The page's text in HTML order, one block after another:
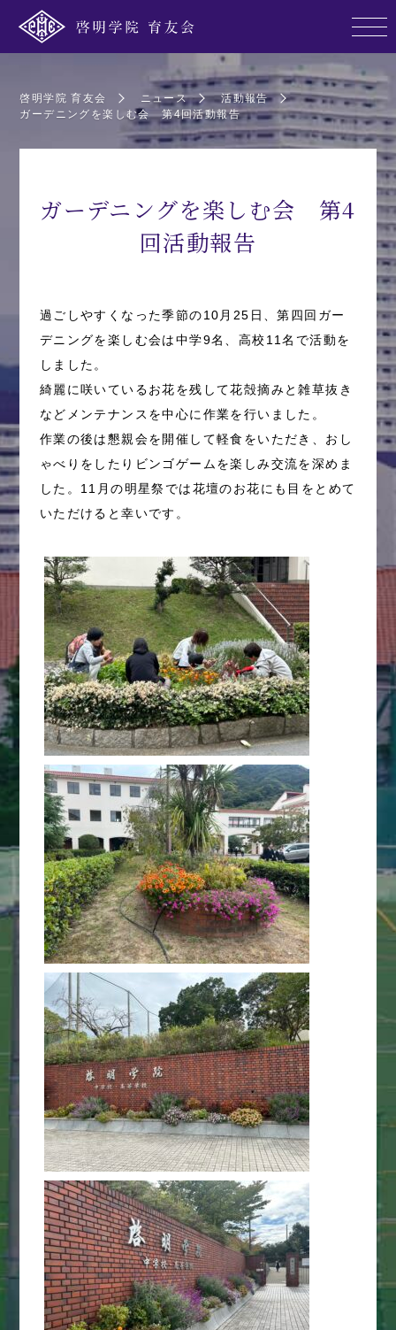
啓明学院 育友会 ニュース
活動報告
ガーデニングを楽しむ会 第4回活動報告
ガーデニングを楽しむ会 第4
回活動報告
過ごしやすくなった季節の10月25日、第四回ガー
デニングを楽しむ会は中学9名、高校11名で活動を
しました。
綺麗に咲いているお花を残して花殻摘みと雑草抜き
などメンテナンスを中心に作業を行いました。
作業の後は懇親会を開催して軽食をいただき、おし
ゃべりをしたりビンゴゲームを楽しみ交流を深めま
した。11月の明星祭では花壇のお花にも目をとめて
いただけると幸いです。